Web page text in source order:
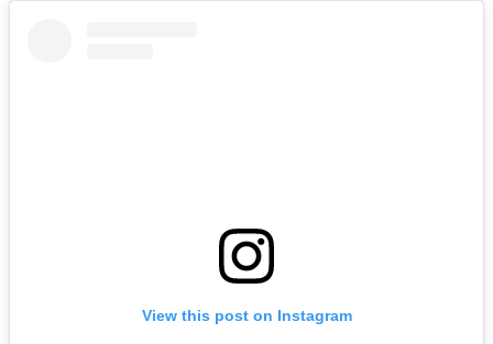
View this post on Instagram